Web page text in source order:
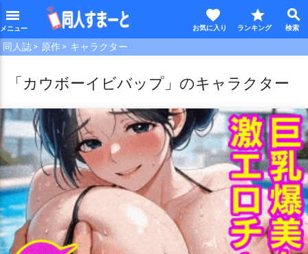
menu search
star
favorite
同人誌 原作 キャラクター
「カウボーイビバップ」のキャラクター